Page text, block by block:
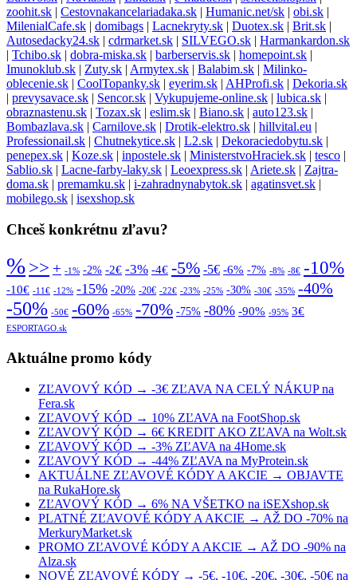
zoohit.sk | Cestovnakancelariadaka.sk | Humanic.net/sk | obi.sk |
MilenialCafe.sk | domibags | Lacnekryty.sk | Duotex.sk | Brit.sk |
Autosedacky24.sk | cdrmarket.sk | SILVEGO.sk | Harmankardon.sk
| Tchibo.sk | dobra-miska.sk | barberservis.sk | homepoint.sk |
Imunoklub.sk | Zuty.sk | Armytex.sk | Balabim.sk | Milinko-
oblecenie.sk | CoolTopanky.sk | eyerim.sk | AHProfi.sk | Dekoria.sk
| prevysavace.sk | Sencor.sk | Vykupujeme-online.sk | lubica.sk |
obraznastenu.sk | Tozax.sk | eslim.sk | Biano.sk | auto123.sk |
Bombazlava.sk | Carnilove.sk | Drotik-elektro.sk | hillvital.eu |
Professionail.sk | Chutnekytice.sk | L2.sk | Dekoraciedobytu.sk |
penepex.sk | Koze.sk | inpostele.sk | MinisterstvoHraciek.sk | tesco |
Sablio.sk | Lacne-farby-laky.sk | Leoexpress.sk | Ariete.sk | Zajtra-
doma.sk | premamku.sk | i-zahradnynabytok.sk | agatinsvet.sk |
mobilego.sk | isexshop.sk
Chceš konkrétnu zľavu?
%>> + -1% -2% -2€ -3% -4€ -5% -5€ -6% -7% -8% -8€ -10%
-10€ -11€ -12% -15% -20% -20€ -22€ -23% -25% -30% -30€ -35% -40%
-50% -50€ -60% -65% -70% -75% -80% -90% -95% 3€
ESPORTAGO.sk
Aktuálne promo kódy
ZĽAVOVÝ KÓD → -3€ ZĽAVA NA CELÝ NÁKUP na
Fera.sk
ZĽAVOVÝ KÓD → 10% ZĽAVA na FootShop.sk
ZĽAVOVÝ KÓD → 6€ KREDIT AKO ZĽAVA na Wolt.sk
ZĽAVOVÝ KÓD → -3% ZĽAVA na 4Home.sk
ZĽAVOVÝ KÓD → -44% ZĽAVA na MyProtein.sk
AKTUÁLNE ZĽAVOVÉ KÓDY A AKCIE → OBJAVTE
na RukaHore.sk
ZĽAVOVÝ KÓD → 6% NA VŠETKO na iSEXshop.sk
PLATNÉ ZĽAVOVÉ KÓDY A AKCIE → AŽ DO -70% na
MerkuryMarket.sk
PROMO ZĽAVOVÉ KÓDY A AKCIE → AŽ DO -90% na
Alza.sk
NOVÉ ZĽAVOVÉ KÓDY → -5€, -10€, -20€, -30€, -50€ na